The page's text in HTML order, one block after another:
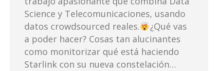
Science y Telecomunicaciones, usando
datos crowdsourced reales.
¿Qué vas
a poder hacer? Cosas tan alucinantes
como monitorizar qué está haciendo
Starlink con su nueva constelación…